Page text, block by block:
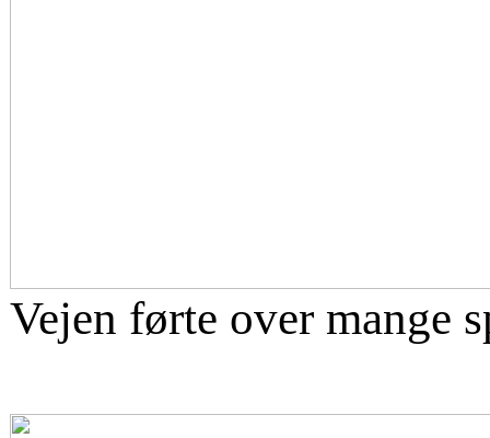
Vejen førte over mange